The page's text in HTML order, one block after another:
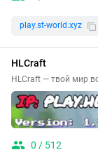
play.st-world.xyz
HLCraft
HLCraft — твой мир
0 / 512